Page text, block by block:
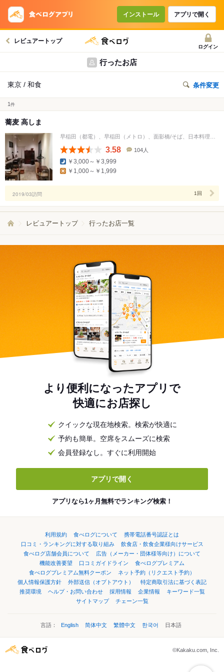
インストール アプリで開く
レビュアートップ
ログイン
行ったお店
東京 / 和食 条件変更
1 件
蕎麦 高しま
3.58
数
104人
￥3,000～￥3,999
￥1,000～￥1,999
2019/03訪問 1回
レビュアートップ 行ったお店一覧
より便利になったアプリで
快適にお店探し
クイックな現在地検索。検索が快適に
予約も簡単。空席をスムーズに検索
会員登録なし。すぐに利用開始
アプリで開く
アプリなら1ヶ月無料でランキング検索！
利用規約 食べログについて
携帯電話番号認証とは
口コミ・ランキングに対する取り組み
飲食店・飲食企業様向けサービス
食べログ店舗会員について
広告（メーカー・団体様等向け）について
機能改善要望
口コミガイドライン
食べログプレミアム
食べログプレミアム無料クーポン
ネット予約（リクエスト予約）
個人情報保護方針
外部送信（オプトアウト）
特定商取引法に基づく表記
推奨環境
ヘルプ・お問い合わせ 採用情報 企業情報
キーワード一覧
サイトマップ
チェーン一覧
言語： English 简体中文 繁體中文 한국어 日本語
©Kakaku.com, Inc.